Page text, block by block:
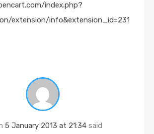
index.php?
extension/info&extension_id=2318
5 January 2013 at 21:34 said